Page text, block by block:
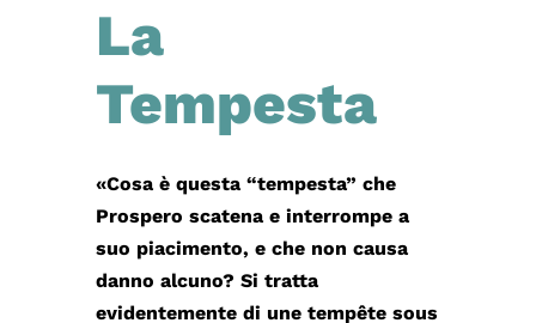
La
Tempesta
«Cosa è questa “tempesta” che
Prospero scatena e interrompe a
suo piacimento, e che non causa
danno alcuno? Si tratta
evidentemente di une tempête sous